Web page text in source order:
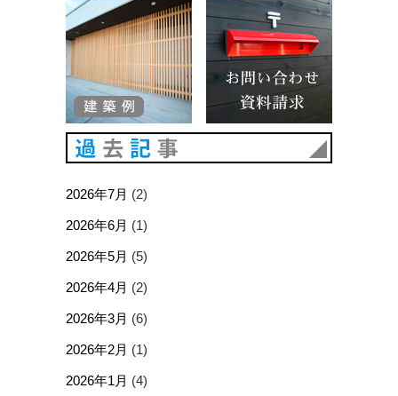
2026年7月 (2)
2026年6月 (1)
2026年5月 (5)
2026年4月 (2)
2026年3月 (6)
2026年2月 (1)
2026年1月 (4)